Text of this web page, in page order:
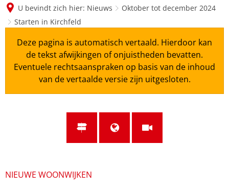
U bevindt zich hier: Nieuws
Oktober tot december 2024
Starten in Kirchfeld
Deze pagina is automatisch vertaald. Hierdoor kan
de tekst afwijkingen of onjuistheden bevatten.
Eventuele rechtsaanspraken op basis van de inhoud
van de vertaalde versie zijn uitgesloten.
NIEUWE WOONWIJKEN